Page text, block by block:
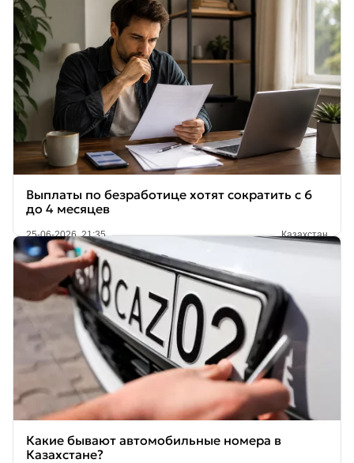
Выплаты по безработице хотят сократить с 6
до 4 месяцев
25-06-2026, 21:35 Казахстан
Какие бывают автомобильные номера в
Казахстане?